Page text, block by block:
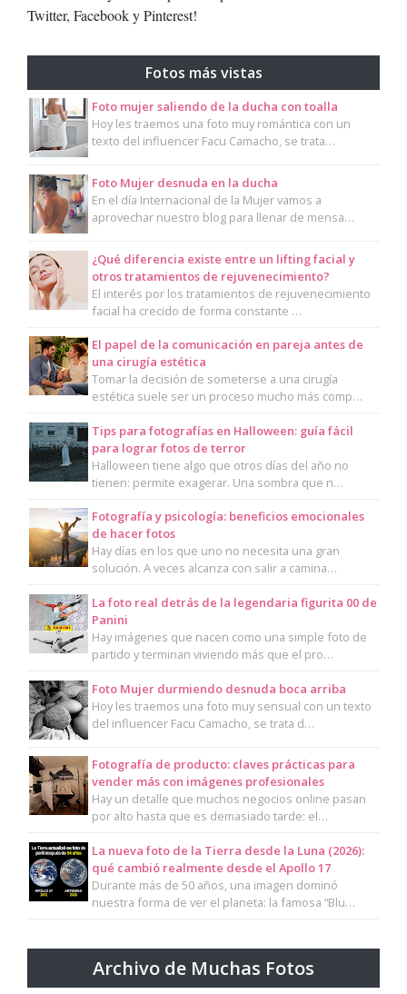
Twitter, Facebook y Pinterest!
Fotos más vistas
Foto mujer saliendo de la ducha con toalla
Hoy les traemos una foto muy romántica con un
texto del influencer Facu Camacho, se trata…
Foto Mujer desnuda en la ducha
En el día Internacional de la Mujer vamos a
aprovechar nuestro blog para llenar de mensa…
¿Qué diferencia existe entre un lifting facial y
otros tratamientos de rejuvenecimiento?
El interés por los tratamientos de rejuvenecimiento
facial ha crecido de forma constante …
El papel de la comunicación en pareja antes de
una cirugía estética
Tomar la decisión de someterse a una cirugía
estética suele ser un proceso mucho más comp…
Tips para fotografías en Halloween: guía fácil
para lograr fotos de terror
Halloween tiene algo que otros días del año no
tienen: permite exagerar. Una sombra que n…
Fotografía y psicología: beneficios emocionales
de hacer fotos
Hay días en los que uno no necesita una gran
solución. A veces alcanza con salir a camina…
La foto real detrás de la legendaria figurita 00 de
Panini
Hay imágenes que nacen como una simple foto de
partido y terminan viviendo más que el pro…
Foto Mujer durmiendo desnuda boca arriba
Hoy les traemos una foto muy sensual con un texto
del influencer Facu Camacho, se trata d…
Fotografía de producto: claves prácticas para
vender más con imágenes profesionales
Hay un detalle que muchos negocios online pasan
por alto hasta que es demasiado tarde: el…
La nueva foto de la Tierra desde la Luna (2026):
qué cambió realmente desde el Apollo 17
Durante más de 50 años, una imagen dominó
nuestra forma de ver el planeta: la famosa “Blu…
Archivo de Muchas Fotos